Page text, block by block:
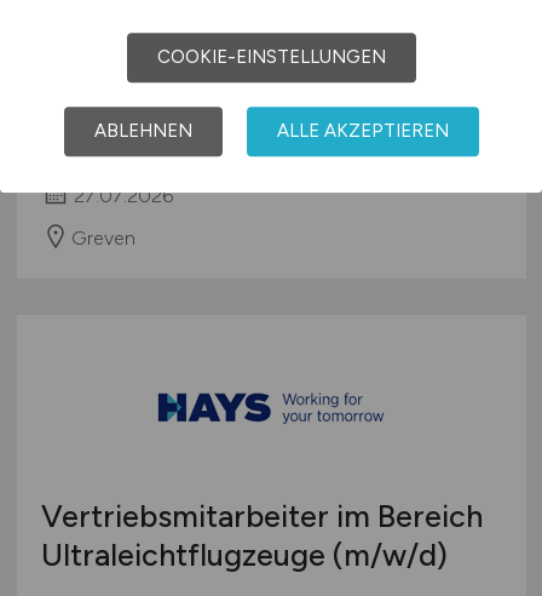
Gepäck- und
Flugzeugabfertigung
FMO Flughafen Münster/Osnabrück GmbH
27.07.2026
Greven
Vertriebsmitarbeiter im Bereich
Ultraleichtflugzeuge (m/w/d)
COOKIE-EINSTELLUNGEN
ABLEHNEN ALLE AKZEPTIEREN